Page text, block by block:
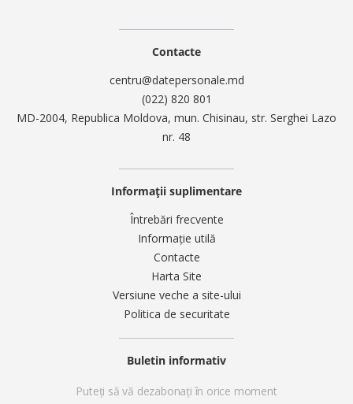
Contacte
centru@datepersonale.md
(022) 820 801
MD-2004, Republica Moldova, mun. Chisinau, str. Serghei Lazo
nr. 48
Informații suplimentare
Întrebări frecvente
Informație utilă
Contacte
Harta Site
Versiune veche a site-ului
Politica de securitate
Buletin informativ
Puteți să vă dezabonați în orice moment